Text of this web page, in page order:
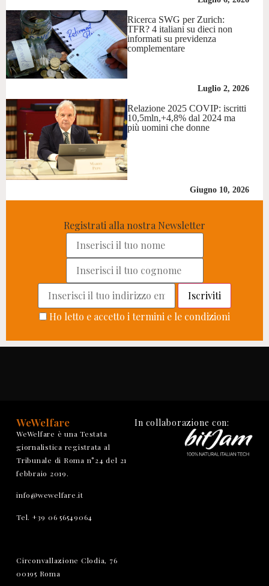
Ricerca SWG per Zurich:
TFR? 4 italiani su dieci non
informati su previdenza
complementare
Luglio 2, 2026
Relazione 2025 COVIP: iscritti
10,5mln,+4,8% dal 2024 ma
più uomini che donne
Giugno 10, 2026
Registrati alla nostra Newsletter
Ho letto e accetto i termini e le condizioni
WeWelfare
WeWelfare è una Testata
giornalistica registrata al
Tribunale di Roma n°24 del 21
febbraio 2019.
info@wewelfare.it
Tel. +39 06 56549064
Circonvallazione Clodia, 76
00195 Roma
In collaborazione con: